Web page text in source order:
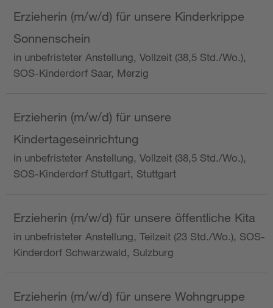
Erzieherin (m/w/d) für unsere Kinderkrippe
Sonnenschein
in unbefristeter Anstellung, Vollzeit (38,5 Std./Wo.),
SOS-Kinderdorf Saar, Merzig
Erzieherin (m/w/d) für unsere
Kindertageseinrichtung
in unbefristeter Anstellung, Vollzeit (38,5 Std./Wo.),
SOS-Kinderdorf Stuttgart, Stuttgart
Erzieherin (m/w/d) für unsere öffentliche Kita
in unbefristeter Anstellung, Teilzeit (23 Std./Wo.), SOS-
Kinderdorf Schwarzwald, Sulzburg
Erzieherin (m/w/d) für unsere Wohngruppe